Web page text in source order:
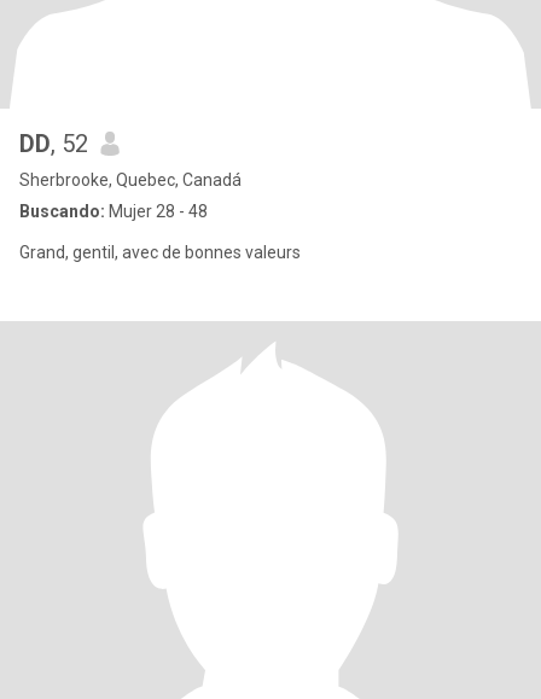
DD, 52
Sherbrooke, Quebec, Canadá
Buscando: Mujer 28 - 48
Grand, gentil, avec de bonnes valeurs